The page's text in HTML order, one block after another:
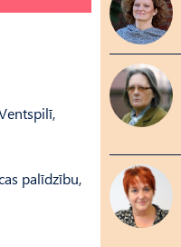
palīdzību,